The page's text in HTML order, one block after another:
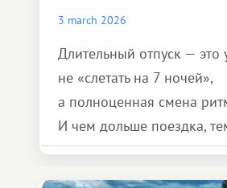
3 march 2026
Длительный отпуск — это
не «слетать на 7 ночей»,
а полноценная смена
И чем дольше поездка,
продумать детали